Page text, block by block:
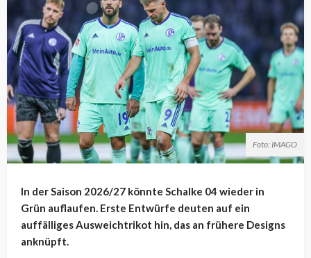
Foto: IMAGO
In der Saison 2026/27 könnte Schalke 04 wieder in
Grün auflaufen. Erste Entwürfe deuten auf ein
auffälliges Ausweichtrikot hin, das an frühere Designs
anknüpft.